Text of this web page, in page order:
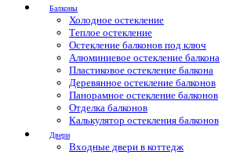
Балконы
Холодное остекление
Теплое остекление
Остекление балконов под ключ
Алюминиевое остекление балкона
Пластиковое остекление балкона
Деревянное остекление балконов
Панорамное остекление балконов
Отделка балконов
Калькулятор остекления балконов
Двери
Входные двери в коттедж